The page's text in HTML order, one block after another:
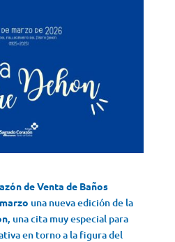
de Venta de Baños
una nueva edición de la
, una cita muy especial para
en torno a la figura del